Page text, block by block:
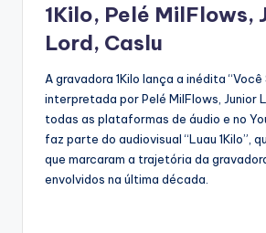
1Kilo, Pelé MilFlows,
Lord, Caslu
A gravadora 1Kilo lança a inédita “Você
interpretada por Pelé MilFlows, Junior
todas as plataformas de áudio e no
faz parte do audiovisual “Luau 1Kilo”,
que marcaram a trajetória da
envolvidos na última década.